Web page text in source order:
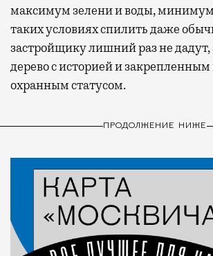
максимум зелени и воды, минимум
таких условиях спилить даже
застройщику лишний раз не дадут,
дерево с историей и закрепленным
охранным статусом.
ПРОДОЛЖЕНИЕ НИЖЕ